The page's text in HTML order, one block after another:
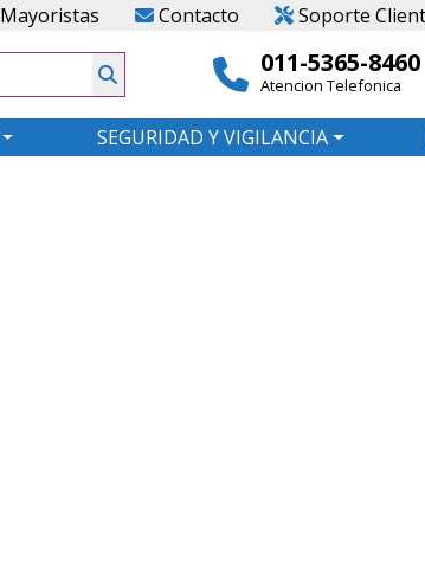
Mayoristas Contacto Soporte
011-5365-8460
Atencion Telefonica
SEGURIDAD Y VIGILANCIA